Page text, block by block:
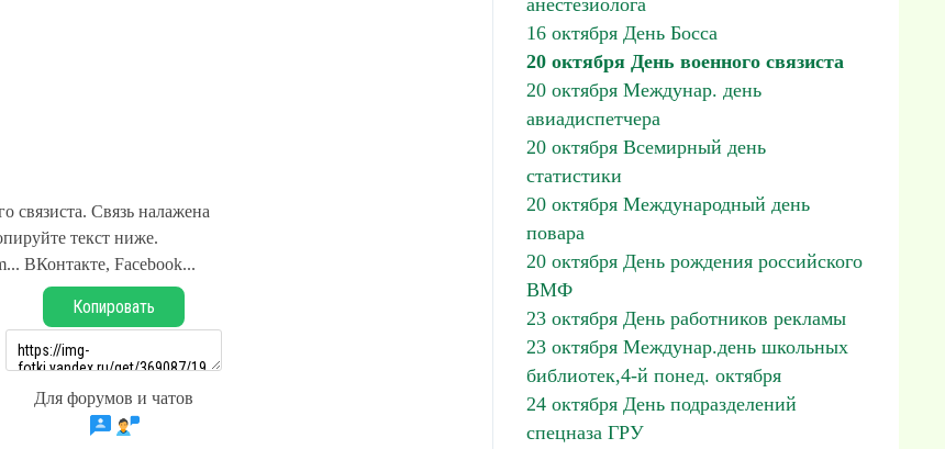
Связь налажена
текст ниже.
ВКонтакте, Facebook...
Копировать
Для форумов и чатов
анестезиолога
16 октября День Босса
20 октября День военного связиста
20 октября Междунар. день
авиадиспетчера
20 октября Всемирный день
статистики
20 октября Международный день
повара
20 октября День рождения российского
ВМФ
23 октября День работников рекламы
23 октября Междунар.день школьных
библиотек,4-й понед. октября
24 октября День подразделений
спецназа ГРУ